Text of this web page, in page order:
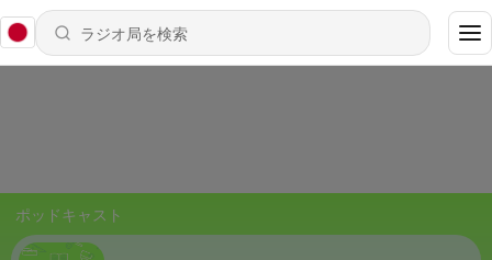
ポッドキャスト